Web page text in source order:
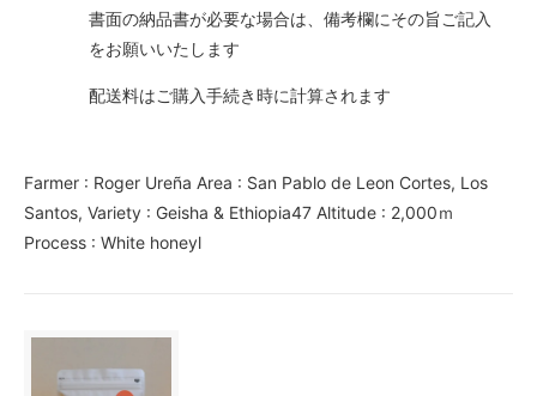
書面の納品書が必要な場合は、備考欄にその旨ご記入
をお願いいたします
配送料はご購入手続き時に計算されます
Farmer : Roger Ureña Area : San Pablo de Leon Cortes, Los
Santos, Variety : Geisha & Ethiopia47 Altitude : 2,000ｍ
Process : White honeyl